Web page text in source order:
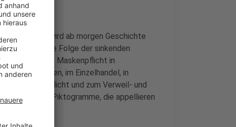
wird ab morgen Geschichte
Dies sei eine Folge der sinkenden
bleibt die Maskenpflicht in
und Bahnen, im Einzelhandel, in
zur Maskenpflicht und zum Verweil- und
Banner und Piktogramme, die appellieren